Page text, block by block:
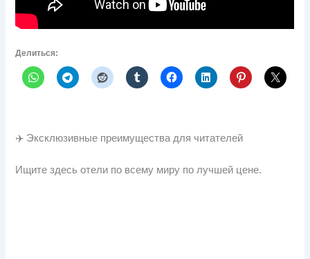
Делиться:
✈️ Эксклюзивные преимущества для читателей
Ищите здесь отели по всему миру по лучшей цене.